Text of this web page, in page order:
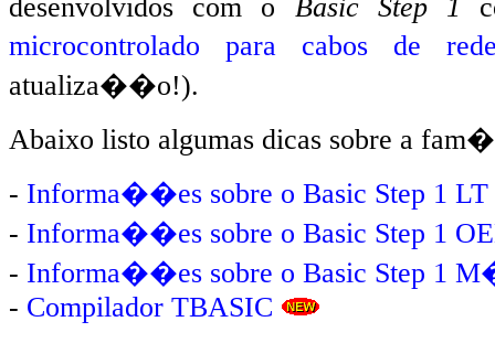
desenvolvidos com o Basic Step 1
microcontrolado para cabos de
atualiza��o!).
Abaixo listo algumas dicas sobre a
- Informa��es sobre o Basic Step 1 LT
- Informa��es sobre o Basic Step 1
- Informa��es sobre o Basic Step 1
- Compilador TBASIC